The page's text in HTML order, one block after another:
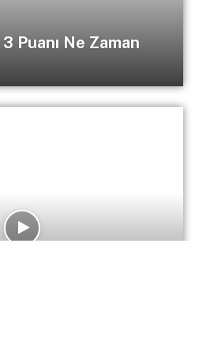
Puanı Ne Zaman